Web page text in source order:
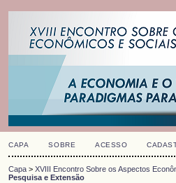
CAPA SOBRE ACESSO
Capa >XVIII Encontro Sobre os Aspectos
Pesquisa e Extensão